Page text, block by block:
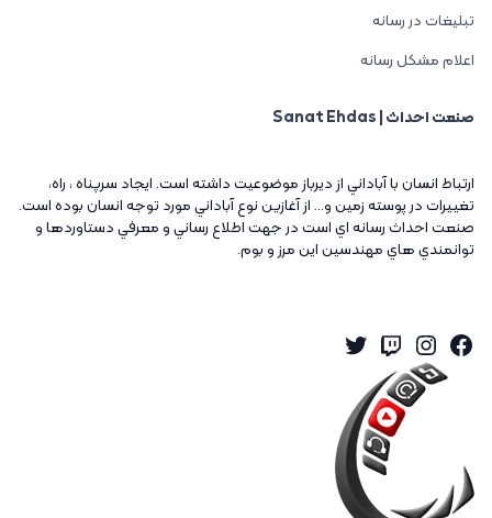
تبلیغات در رسانه
اعلام مشکل رسانه
صنعت احداث | Sanat Ehdas
ارتباط انسان با آباداني از ديرباز موضوعيت داشته است. ايجاد سرپناه ، راه،
تغييرات در پوسته زمين و... از آغازين نوع آباداني مورد توجه انسان بوده است.
صنعت احداث رسانه اي است در جهت اطلاع رساني و معرفي دستاوردها و
توانمندي هاي مهندسين اين مرز و بوم.
Facebook
Instagram
Twitch
Twitter